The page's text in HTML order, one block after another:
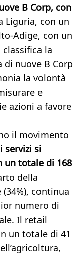
B Corp, con
Liguria, con un
Adige, con un
la
di nuove B Corp
la volontà
e
azioni a favore
il movimento
servizi si
un totale di 168
della
continua
numero di
Il retail
un totale di 41